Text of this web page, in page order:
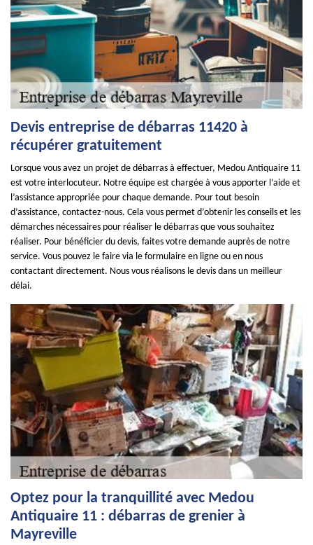
Devis entreprise de débarras 11420 à
récupérer gratuitement
Lorsque vous avez un projet de débarras à effectuer, Medou Antiquaire 11
est votre interlocuteur. Notre équipe est chargée à vous apporter l’aide et
l’assistance appropriée pour chaque demande. Pour tout besoin
d’assistance, contactez-nous. Cela vous permet d’obtenir les conseils et les
démarches nécessaires pour réaliser le débarras que vous souhaitez
réaliser. Pour bénéficier du devis, faites votre demande auprès de notre
service. Vous pouvez le faire via le formulaire en ligne ou en nous
contactant directement. Nous vous réalisons le devis dans un meilleur
délai.
Optez pour la tranquillité avec Medou
Antiquaire 11 : débarras de grenier à
Mayreville